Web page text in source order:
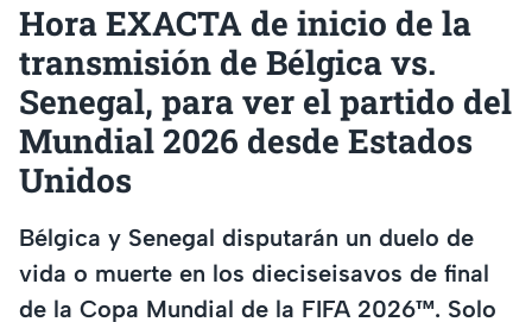
Hora EXACTA de inicio de la
transmisión de Bélgica vs.
Senegal, para ver el partido del
Mundial 2026 desde Estados
Unidos
Bélgica y Senegal disputarán un duelo de
vida o muerte en los dieciseisavos de final
de la Copa Mundial de la FIFA 2026™. Solo